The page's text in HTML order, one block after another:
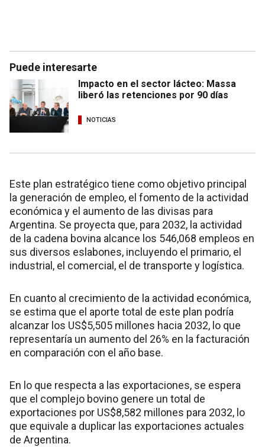
Puede interesarte
Impacto en el sector lácteo: Massa
liberó las retenciones por 90 días
NOTICIAS
Este plan estratégico tiene como objetivo principal
la generación de empleo, el fomento de la actividad
económica y el aumento de las divisas para
Argentina. Se proyecta que, para 2032, la actividad
de la cadena bovina alcance los 546,068 empleos en
sus diversos eslabones, incluyendo el primario, el
industrial, el comercial, el de transporte y logística.
En cuanto al crecimiento de la actividad económica,
se estima que el aporte total de este plan podría
alcanzar los US$5,505 millones hacia 2032, lo que
representaría un aumento del 26% en la facturación
en comparación con el año base.
En lo que respecta a las exportaciones, se espera
que el complejo bovino genere un total de
exportaciones por US$8,582 millones para 2032, lo
que equivale a duplicar las exportaciones actuales
de Argentina.